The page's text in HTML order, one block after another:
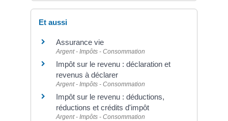
Et aussi
Assurance vie
Argent - Impôts - Consommation
Impôt sur le revenu : déclaration et
revenus à déclarer
Argent - Impôts - Consommation
Impôt sur le revenu : déductions,
réductions et crédits d'impôt
Argent - Impôts - Consommation